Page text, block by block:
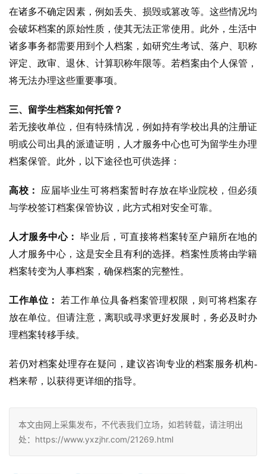
在诸多不确定因素，例如丢失、损毁或篡改等。这些情况均
会破坏档案的原始性质，使其无法正常使用。此外，生活中
诸多事务都需要用到个人档案，如研究生考试、落户、职称
评定、政审、退休、计算职称年限等。若档案由个人保管，
将无法办理这些重要事项。
三、留学生档案如何托管？
若无接收单位，但有特殊情况，例如持有学校出具的注册证
明或公司出具的派遣证明，人才服务中心也可为留学生办理
档案保管。此外，以下途径也可供选择：
高校：
应届毕业生可将档案暂时存放在毕业院校，但必须
与学校签订档案保管协议，此方式相对安全可靠。
人才服务中心：
毕业后，可直接将档案转至户籍所在地的
人才服务中心，这是安全且有利的选择。档案性质将由学籍
档案转变为人事档案，确保档案的完整性。
工作单位：
若工作单位具备档案管理权限，则可将档案存
放在单位。但请注意，离职或寻求更好发展时，务必及时办
理档案转移手续。
若仍对档案处理存在疑问，建议咨询专业的档案服务机构-
档来帮，以获得更详细的指导。
本文由网上采集发布，不代表我们立场，如若转载，请注明出
处：https://www.yxzjhr.com/21269.html